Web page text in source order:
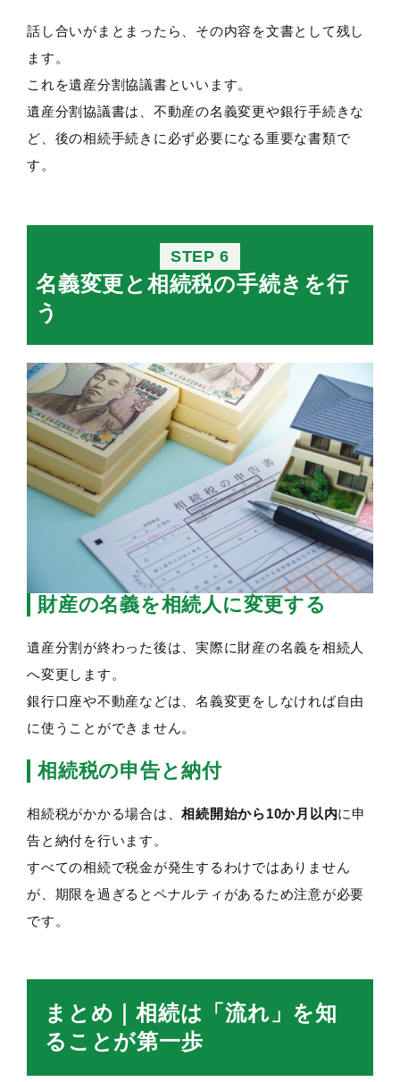
話し合いがまとまったら、その内容を文書として残し
ます。
これを遺産分割協議書といいます。
遺産分割協議書は、不動産の名義変更や銀行手続きな
ど、後の相続手続きに必ず必要になる重要な書類で
す。
STEP 6
名義変更と相続税の手続きを行
う
財産の名義を相続人に変更する
遺産分割が終わった後は、実際に財産の名義を相続人
へ変更します。
銀行口座や不動産などは、名義変更をしなければ自由
に使うことができません。
相続税の申告と納付
相続税がかかる場合は、相続開始から10か月以内に申
告と納付を行います。
すべての相続で税金が発生するわけではありません
が、期限を過ぎるとペナルティがあるため注意が必要
です。
まとめ｜相続は「流れ」を知
ることが第一歩